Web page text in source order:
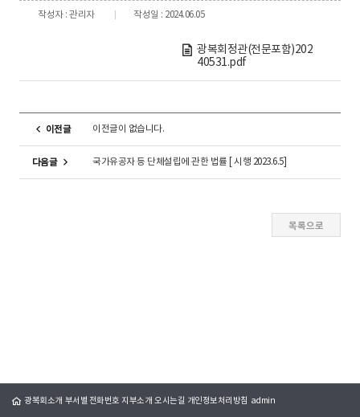
작성자 : 관리자 작성일 : 2024.06.05
광복회정관(전문포함)202
40531.pdf
이전글 이전글이 없습니다.
다음글 국가유공자 등 단체설립에 관한 법률 [ 시행 2023.6.5]
광복회소개 부서별 전화번호 지부소개 오시는길 개인정보처리방침 admin